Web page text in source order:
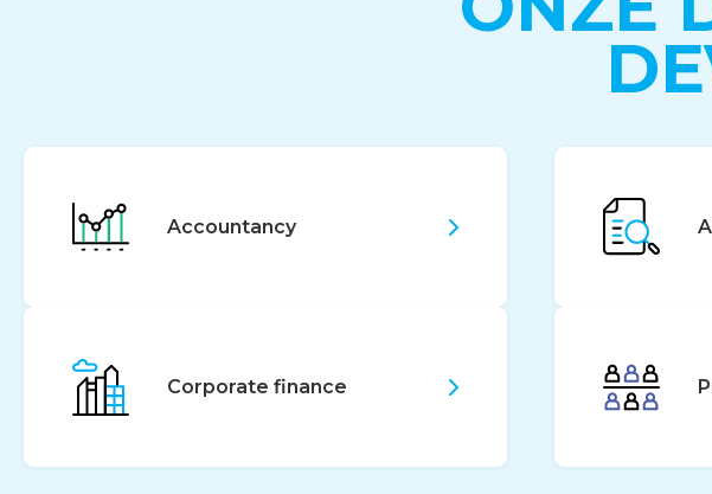
Accountancy
Corporate finance